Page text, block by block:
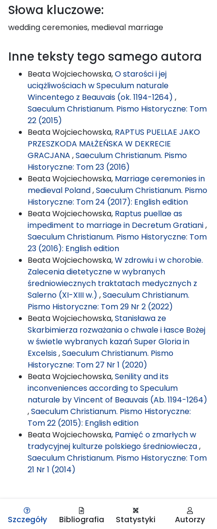
Słowa kluczowe:
wedding ceremonies, medieval marriage
Inne teksty tego samego autora
Beata Wojciechowska,O starości i jej
uciążliwościach w Speculum naturale
Wincentego z Beauvais (ok. 1194-1264) ,
Saeculum Christianum. Pismo Historyczne: Tom
22 (2015)
Beata Wojciechowska, RAPTUS PUELLAE JAKO
PRZESZKODA MAŁŻEŃSKA W DEKRECIE
GRACJANA ,Saeculum Christianum. Pismo
Historyczne: Tom 23 (2016)
Beata Wojciechowska, Marriage ceremonies in
medieval Poland,Saeculum Christianum. Pismo
Historyczne: Tom 24 (2017): English edition
Beata Wojciechowska, Raptus puellae as
impediment to marriage in Decretum Gratiani,
Saeculum Christianum. Pismo Historyczne: Tom
23 (2016): English edition
Beata Wojciechowska,W zdrowiu i w chorobie.
Zalecenia dietetyczne w wybranych
średniowiecznych traktatach medycznych z
Salerno (XI-XIII w.) ,Saeculum Christianum.
Pismo Historyczne: Tom 29 Nr 2 (2022)
Beata Wojciechowska,Stanisława ze
Skarbimierza rozważania o chwale i łasce Bożej
w świetle wybranych kazań Super Gloria in
Excelsis,Saeculum Christianum. Pismo
Historyczne: Tom 27 Nr 1 (2020)
Beata Wojciechowska,Senility and its
inconveniences according to Speculum
naturale by Vincent of Beauvais (Ab. 1194-1264)
,Saeculum Christianum. Pismo Historyczne:
Tom 22 (2015): English edition
Beata Wojciechowska, Pamięć o zmarłych w
tradycyjnej kulturze polskiego średniowiecza,
Saeculum Christianum. Pismo Historyczne: Tom
21 Nr 1 (2014)
Szczegóły Bibliografia Statystyki Autorzy